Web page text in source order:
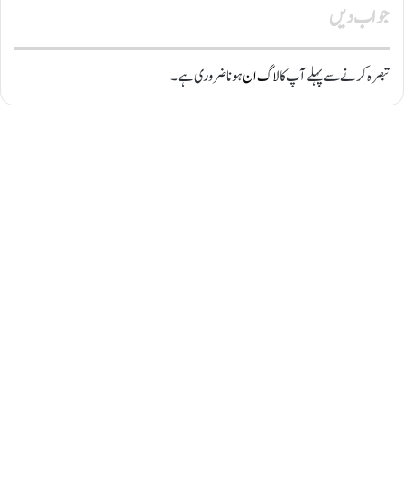
جواب دیں
تبصرہ کرنے سے پہلے آپ کالاگ انہونا ضروری ہے۔